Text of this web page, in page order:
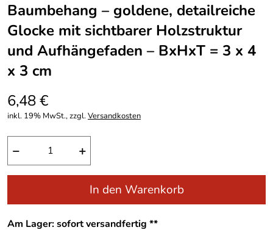
Baumbehang – goldene, detailreiche
Glocke mit sichtbarer Holzstruktur
und Aufhängefaden – BxHxT = 3 x 4
x 3 cm
6,48 €
inkl. 19% MwSt., zzgl.Versandkosten
− +
In den Warenkorb
Am Lager: sofort versandfertig **